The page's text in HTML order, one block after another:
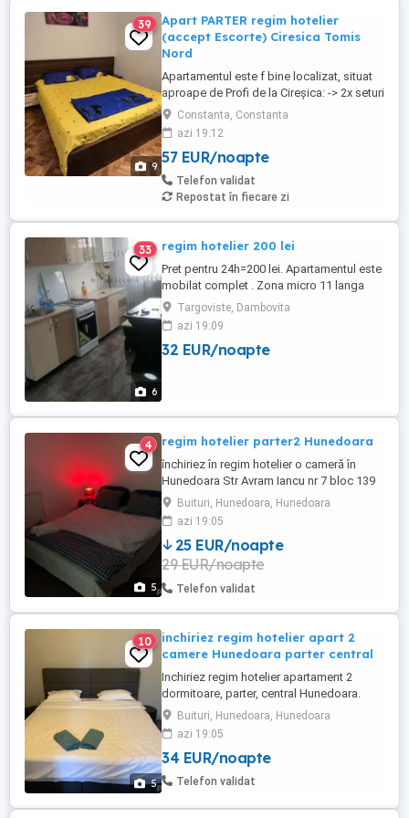
9
39
Apart PARTER regim hotelier
(accept Escorte) Ciresica Tomis
Nord
Apartamentul este f bine localizat, situat
aproape de Profi de la Cireșica: -> 2x seturi
de cearceafuri & prosoape -> se poate da
la cerere un set de cearceafuri in plus ->
pat mare în dormitor de 160x200 -> pat
mare în sufragerie de 140x200 -> internet
500 Mbs -> 2 Televizoare -> frigider mare,
bucătărie ...
Constanta, Constanta
azi 19:12
57 EUR/noapte
Telefon validat
Repostat în fiecare zi
6
33 regim hotelier 200 lei
Pret pentru 24h=200 lei. Apartamentul este
mobilat complet . Zona micro 11 langa
casa soarelui .
Targoviste, Dambovita
azi 19:09
32 EUR/noapte
5
4 regim hotelier parter2 Hunedoara
închiriez în regim hotelier o cameră în
Hunedoara Str Avram Iancu nr 7 bloc 139
parter.Buituri, Hunedoara, Hunedoara
azi 19:05
25 EUR/noapte
29 EUR/noapte
Telefon validat
5
10
inchiriez regim hotelier apart 2
camere Hunedoara parter central
Inchiriez regim hotelier apartament 2
dormitoare, parter, central Hunedoara.
Zona linistita , langa Kaufland . Aer
conditionat, frigider,plita,Smart Tv. Wifi,
Nu acceptam petreceri sau animale de
companie. Nu se fumeaza in interior. 3-4
persoane, 200lei
Buituri, Hunedoara, Hunedoara
azi 19:05
34 EUR/noapte
Telefon validat